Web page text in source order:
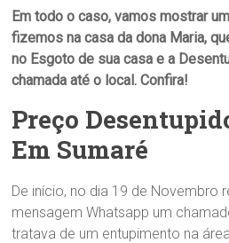
Em todo o caso, vamos mostrar
fizemos na casa da dona Maria,
no Esgoto de sua casa e a
chamada até o local. Confira!
Preço
Em Sumaré
De início, no dia 19 de Novembro
mensagem Whatsapp um
tratava de um entupimento na